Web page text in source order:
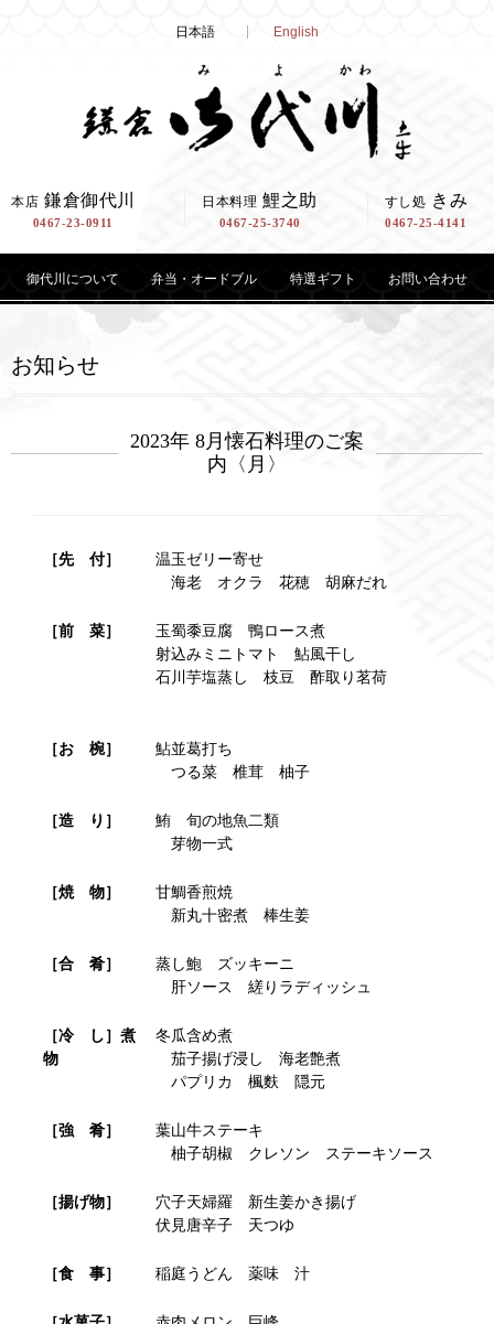
English
日本語
本店 鎌倉御代川
0467-23-0911
日本料理 鯉之助
0467-25-3740
すし処 きみ
0467-25-4141
御代川について 弁当・オードブル 特選ギフト お問い合わせ
お知らせ
2023年 8月懐石料理のご案
内〈月〉
［先 付］
温玉ゼリー寄せ
海老 オクラ 花穂 胡麻だれ
［前 菜］
玉蜀黍豆腐 鴨ロース煮
射込みミニトマト 鮎風干し
石川芋塩蒸し 枝豆 酢取り茗荷
［お 椀］
鮎並葛打ち
つる菜 椎茸 柚子
［造 り］
鮪 旬の地魚二類
芽物一式
［焼 物］
甘鯛香煎焼
新丸十密煮 棒生姜
［合 肴］
蒸し鮑 ズッキーニ
肝ソース 縒りラディッシュ
［冷 し］煮
物
冬瓜含め煮
茄子揚げ浸し 海老艶煮
パプリカ 楓麩 隠元
［強 肴］
葉山牛ステーキ
柚子胡椒 クレソン ステーキソース
［揚げ物］
穴子天婦羅 新生姜かき揚げ
伏見唐辛子 天つゆ
［食 事］ 稲庭うどん 薬味 汁